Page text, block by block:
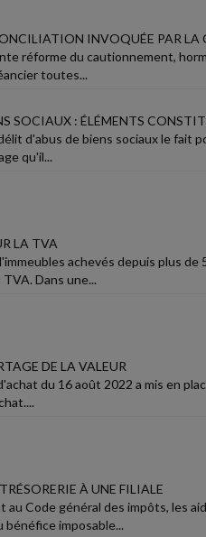
INVOQUÉE PAR LA
réforme du cautionnement,
toutes...
SOCIAUX : ÉLÉMENTS
d'abus de biens sociaux le fait
qu'il...
LA TVA
achevés depuis plus
Dans une...
DE LA VALEUR
du 16 août 2022 a mis en
À UNE FILIALE
au Code général des impôts, les
imposable...